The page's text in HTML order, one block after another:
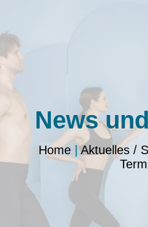
News
Home|Aktuelles /